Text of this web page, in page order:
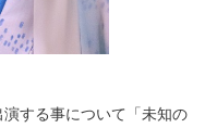
する事について「未知の